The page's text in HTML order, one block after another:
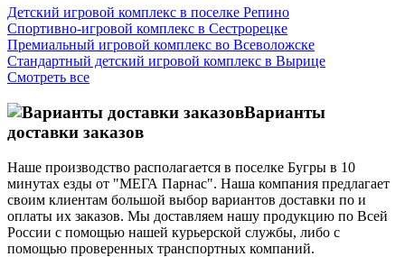
Детский игровой комплекс в поселке Репино
Спортивно-игровой комплекс в Сестрорецке
Премиальный игровой комплекс во Всеволожске
Стандартный детский игровой комплекс в Вырице
Смотреть все
Варианты
доставки заказов
Наше производство располагается в поселке Бугры в 10
минутах езды от "МЕГА Парнас". Наша компания предлагает
своим клиентам большой выбор вариантов доставки по и
оплаты их заказов. Мы доставляем нашу продукцию по Всей
России с помощью нашей курьерской службы, либо с
помощью проверенных транспортных компаний.